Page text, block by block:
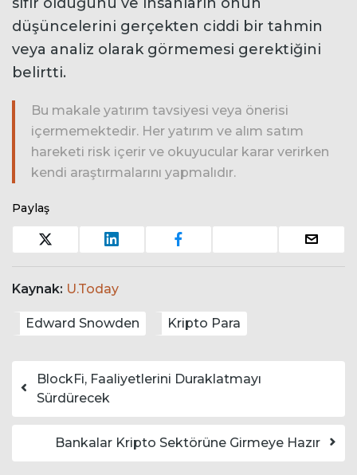
düşüncelerini gerçekten ciddi bir tahmin
veya analiz olarak görmemesi gerektiğini
belirtti.
Bu makale yatırım tavsiyesi veya önerisi
içermemektedir. Her yatırım ve alım satım
hareketi risk içerir ve okuyucular karar verirken
kendi araştırmalarını yapmalıdır.
Paylaş
Kaynak: U.Today
Edward Snowden Kripto Para
Yazı dolaşımı
BlockFi, Faaliyetlerini Duraklatmayı
Sürdürecek
Bankalar Kripto Sektörüne Girmeye Hazır